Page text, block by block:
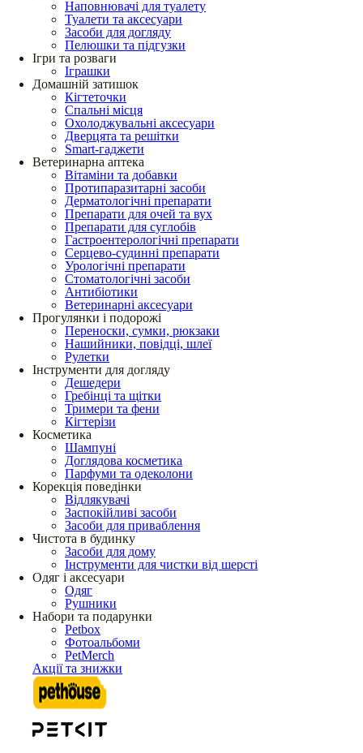
Наповнювачі для туалету
Туалети та аксесуари
Засоби для догляду
Пелюшки та підгузки
Ігри та розваги
Іграшки
Домашній затишок
Кігтеточки
Спальні місця
Охолоджувальні аксесуари
Дверцята та решітки
Smart-гаджети
Ветеринарна аптека
Вітаміни та добавки
Протипаразитарні засоби
Дерматологічні препарати
Препарати для очей та вух
Препарати для суглобів
Гастроентерологічні препарати
Серцево-судинні препарати
Урологічні препарати
Стоматологічні засоби
Антибіотики
Ветеринарні аксесуари
Прогулянки і подорожі
Переноски, сумки, рюкзаки
Нашийники, повідці, шлеї
Рулетки
Інструменти для догляду
Дешедери
Гребінці та щітки
Тримери та фени
Кігтерізи
Косметика
Шампуні
Доглядова косметика
Парфуми та одеколони
Корекція поведінки
Відлякувачі
Заспокійливі засоби
Засоби для приваблення
Чистота в будинку
Засоби для дому
Інструменти для чистки від шерсті
Одяг і аксесуари
Одяг
Рушники
Набори та подарунки
Petbox
Фотоальбоми
PetMerch
Акції та знижки